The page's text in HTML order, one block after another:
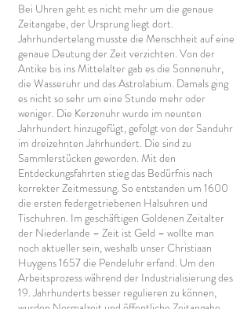
Bei Uhren geht es nicht mehr um die genaue
Zeitangabe, der Ursprung liegt dort.
Jahrhundertelang musste die Menschheit auf eine
genaue Deutung der Zeit verzichten. Von der
Antike bis ins Mittelalter gab es die Sonnenuhr,
die Wasseruhr und das Astrolabium. Damals ging
es nicht so sehr um eine Stunde mehr oder
weniger. Die Kerzenuhr wurde im neunten
Jahrhundert hinzugefügt, gefolgt von der Sanduhr
im dreizehnten Jahrhundert. Die sind zu
Sammlerstücken geworden. Mit den
Entdeckungsfahrten stieg das Bedürfnis nach
korrekter Zeitmessung. So entstanden um 1600
die ersten federgetriebenen Halsuhren und
Tischuhren. Im geschäftigen Goldenen Zeitalter
der Niederlande – Zeit ist Geld – wollte man
noch aktueller sein, weshalb unser Christiaan
Huygens 1657 die Pendeluhr erfand. Um den
Arbeitsprozess während der Industrialisierung des
19. Jahrhunderts besser regulieren zu können,